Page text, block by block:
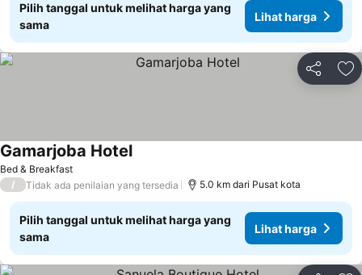
Pilih tanggal untuk melihat harga yang
sama
Lihat harga
Bagikan
Bed & Breakfast
Gamarjoba Hotel
/ Tidak ada penilaian yang tersedia 5.0 km dari Pusat kota
Pilih tanggal untuk melihat harga yang
sama
Lihat harga